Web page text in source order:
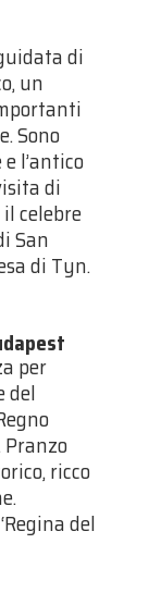
di
un
Sono
l’antico
di
celebre
San
di Tyn.
per
del
Pranzo
ricco
del